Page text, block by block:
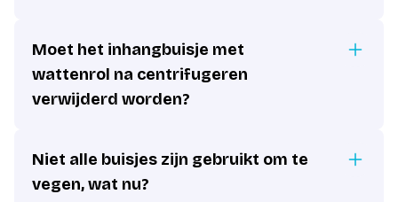
Moet het inhangbuisje met
wattenrol na centrifugeren
verwijderd worden?
Niet alle buisjes zijn gebruikt om te
vegen, wat nu?